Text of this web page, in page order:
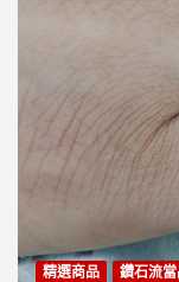
精選商品 鑽石流